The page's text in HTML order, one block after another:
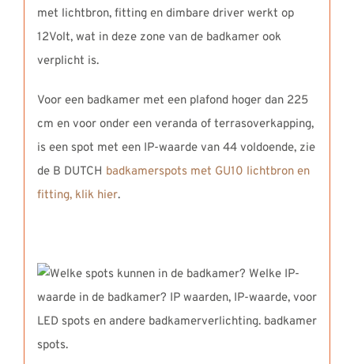
met lichtbron, fitting en dimbare driver werkt op
12Volt, wat in deze zone van de badkamer ook
verplicht is.
Voor een badkamer met een plafond hoger dan 225
cm en voor onder een veranda of terrasoverkapping,
is een spot met een IP-waarde van 44 voldoende, zie
de B DUTCH badkamerspots met GU10 lichtbron en
fitting, klik hier.